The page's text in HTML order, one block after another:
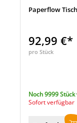
Paperflow
92,99 €*
pro Stück
Noch 9999
Sofort verfügbar